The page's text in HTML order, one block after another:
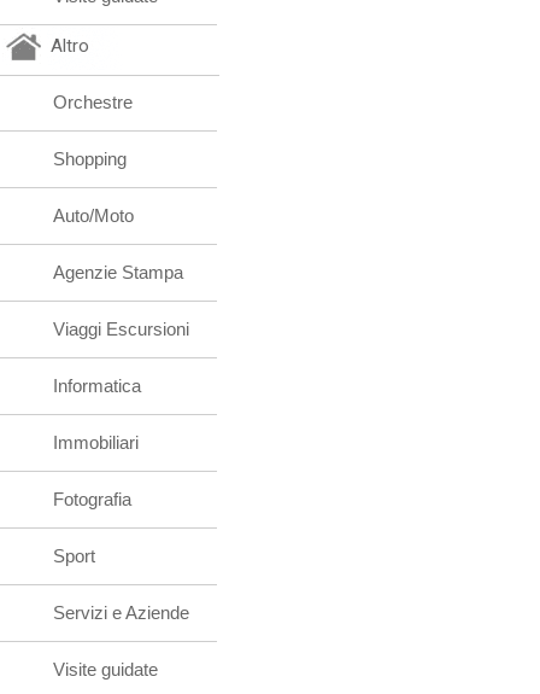
Altro
Orchestre
Shopping
Auto/Moto
Agenzie Stampa
Viaggi Escursioni
Informatica
Immobiliari
Fotografia
Sport
Servizi e Aziende
Visite guidate